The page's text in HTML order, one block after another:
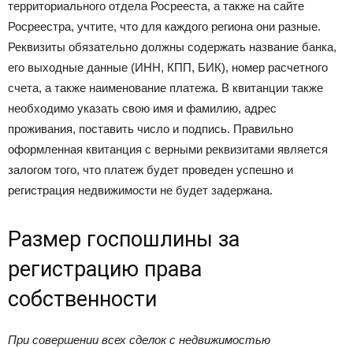
территориального отдела Росрееста, а также на сайте
Росреестра, учтите, что для каждого региона они разные.
Реквизиты обязательно должны содержать название банка,
его выходные данные (ИНН, КПП, БИК), номер расчетного
счета, а также наименование платежа. В квитанции также
необходимо указать свою имя и фамилию, адрес
проживания, поставить число и подпись. Правильно
оформленная квитанция с верными реквизитами является
залогом того, что платеж будет проведен успешно и
регистрация недвижимости не будет задержана.
Размер госпошлины за
регистрацию права
собственности
При совершении всех сделок с недвижимостью